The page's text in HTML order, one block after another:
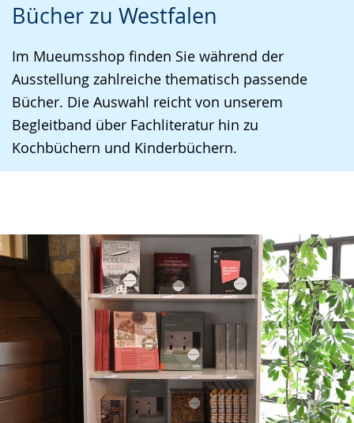
Bücher zu Westfalen
Im Mueumsshop finden Sie während der
Ausstellung zahlreiche thematisch passende
Bücher. Die Auswahl reicht von unserem
Begleitband über Fachliteratur hin zu
Kochbüchern und Kinderbüchern.
Sprache
Unterstützung.
in
Gebärdensprache
wird
angezeigt.